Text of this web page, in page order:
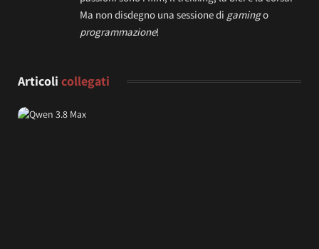
Ma non disdegno una sessione di gamingo
programmazione!
Articoli collegati